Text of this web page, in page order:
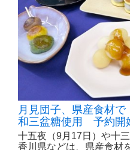
月見団子、県産食材
和三盆糖使用 予約開
十五夜（9月17日）や十
香川県などは、県産食材